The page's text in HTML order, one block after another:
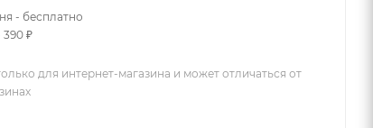
- бесплатно
390 ₽
для интернет-магазина и может отличаться от